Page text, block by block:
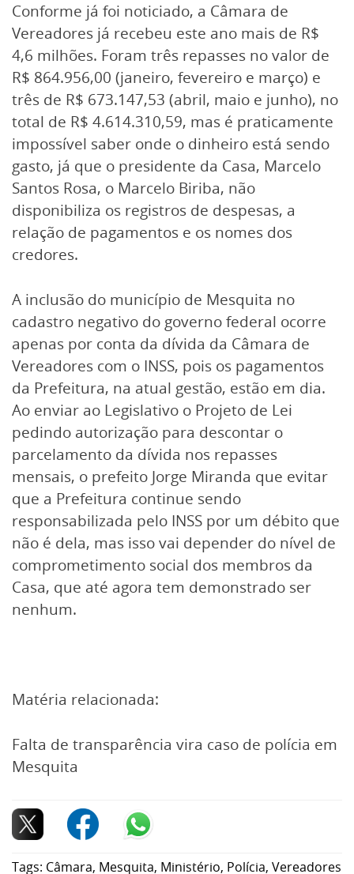
Conforme já foi noticiado, a Câmara de
Vereadores já recebeu este ano mais de R$
4,6 milhões. Foram três repasses no valor de
R$ 864.956,00 (janeiro, fevereiro e março) e
três de R$ 673.147,53 (abril, maio e junho), no
total de R$ 4.614.310,59, mas é praticamente
impossível saber onde o dinheiro está sendo
gasto, já que o presidente da Casa, Marcelo
Santos Rosa, o Marcelo Biriba, não
disponibiliza os registros de despesas, a
relação de pagamentos e os nomes dos
credores.
A inclusão do município de Mesquita no
cadastro negativo do governo federal ocorre
apenas por conta da dívida da Câmara de
Vereadores com o INSS, pois os pagamentos
da Prefeitura, na atual gestão, estão em dia.
Ao enviar ao Legislativo o Projeto de Lei
pedindo autorização para descontar o
parcelamento da dívida nos repasses
mensais, o prefeito Jorge Miranda que evitar
que a Prefeitura continue sendo
responsabilizada pelo INSS por um débito que
não é dela, mas isso vai depender do nível de
comprometimento social dos membros da
Casa, que até agora tem demonstrado ser
nenhum.
Matéria relacionada:
Falta de transparência vira caso de polícia em
Mesquita
Tags: Câmara, Mesquita, Ministério, Polícia, Vereadores